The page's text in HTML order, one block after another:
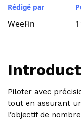
Rédigé par
WeeFin
Piloter avec
tout en assurant
l’objectif de